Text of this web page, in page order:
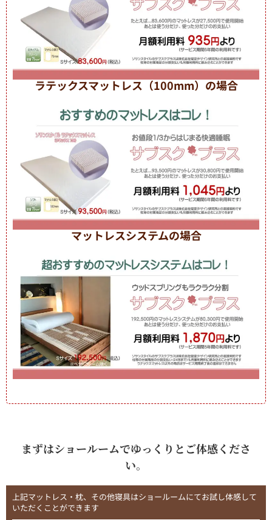
ラテックスマットレス（100mm）の場合
マットレスシステムの場合
まずはショールームでゆっくりとご体感くださ
い。
上記マットレス・枕、その他寝具はショールームにてお試し体感して
いただくことができます